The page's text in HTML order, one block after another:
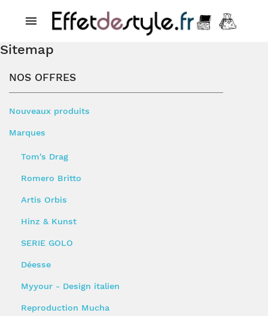

Sitemap
NOS OFFRES
Nouveaux produits
Marques
Tom's Drag
Romero Britto
Artis Orbis
Hinz & Kunst
SERIE GOLO
Déesse
Myyour - Design italien
Reproduction Mucha